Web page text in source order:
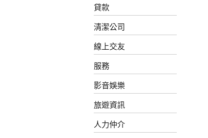
貸款
清潔公司
線上交友
服務
影音娛樂
旅遊資訊
人力仲介